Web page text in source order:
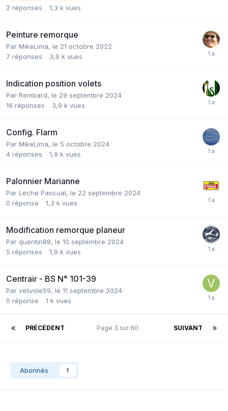
2 réponses 1,3 k vues
Peinture remorque
Par MikeLima, le 21 octobre 2022
7 réponses 3,9 k vues
Indication position volets
Par Rembard, le 29 septembre 2024
16 réponses 3,9 k vues
Config. Flarm
Par MikeLima, le 5 octobre 2024
4 réponses 1,9 k vues
Palonnier Marianne
Par Leche Pascual, le 22 septembre 2024
0 réponse 1,3 k vues
Modification remorque planeur
Par quentin88, le 10 septembre 2024
5 réponses 1,9 k vues
Centrair - BS N° 101-39
Par velivole59, le 11 septembre 2024
0 réponse 1 k vues
PRÉCÉDENT SUIVANT
Page 3 sur 60
Abonnés 1